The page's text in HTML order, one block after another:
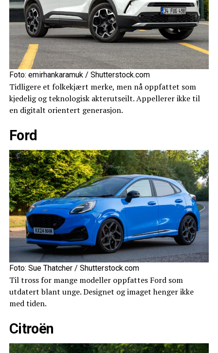
Foto: emirhankaramuk / Shutterstock.com
Tidligere et folkekjært merke, men nå oppfattet som
kjedelig og teknologisk akterutseilt. Appellerer ikke til
en digitalt orientert generasjon.
Ford
Foto: Sue Thatcher / Shutterstock.com
Til tross for mange modeller oppfattes Ford som
utdatert blant unge. Designet og imaget henger ikke
med tiden.
Citroën